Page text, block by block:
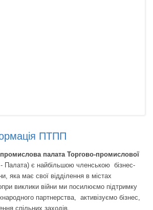
ПТПП
палата Торгово-промислової
- Палата) є найбільшою членською бізнес-
яка має свої відділення в містах
виклики війни ми посилюємо підтримку
партнерства, активізуємо бізнес,
спільних заходів.